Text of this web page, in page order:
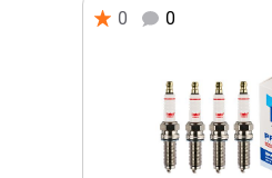
0 0